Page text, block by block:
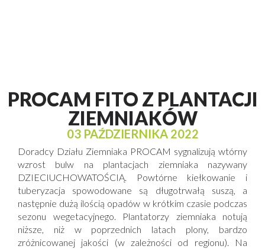
PROCAM FITO Z PLANTACJI
ZIEMNIAKÓW
03 PAŹDZIERNIKA 2022
Doradcy Działu Ziemniaka PROCAM sygnalizują wtórny
wzrost bulw na plantacjach ziemniaka nazywany
DZIECIUCHOWATOŚCIĄ. Powtórne kiełkowanie i
tuberyzacja spowodowane są długotrwałą suszą, a
następnie dużą ilością opadów w krótkim czasie podczas
sezonu wegetacyjnego. Plantatorzy ziemniaka notują
niższe, niż w poprzednich latach plony, bardzo
zróżnicowanej jakości (w zależności od regionu). Na